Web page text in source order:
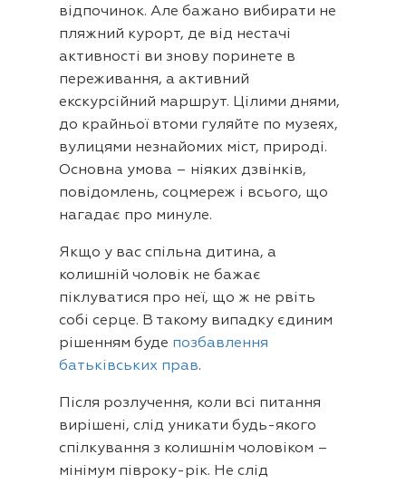
відпочинок. Але бажано вибирати не
пляжний курорт, де від нестачі
активності ви знову поринете в
переживання, а активний
екскурсійний маршрут. Цілими днями,
до крайньої втоми гуляйте по музеях,
вулицями незнайомих міст, природі.
Основна умова – ніяких дзвінків,
повідомлень, соцмереж і всього, що
нагадає про минуле.
Якщо у вас спільна дитина, а
колишній чоловік не бажає
піклуватися про неї, що ж не рвіть
собі серце. В такому випадку єдиним
рішенням буде позбавлення
батьківських прав.
Після розлучення, коли всі питання
вирішені, слід уникати будь-якого
спілкування з колишнім чоловіком –
мінімум півроку-рік. Не слід